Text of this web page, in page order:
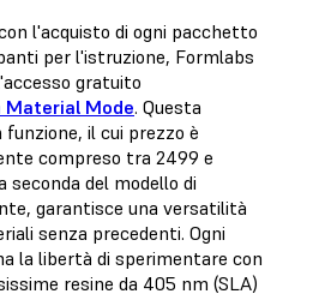
l'acquisto di ogni pacchetto
per l'istruzione, Formlabs
gratuito
Material Mode. Questa
funzione, il cui prezzo è
compreso tra 2499 e
seconda del modello di
garantisce una versatilità
senza precedenti. Ogni
la libertà di sperimentare con
resine da 405 nm (SLA)